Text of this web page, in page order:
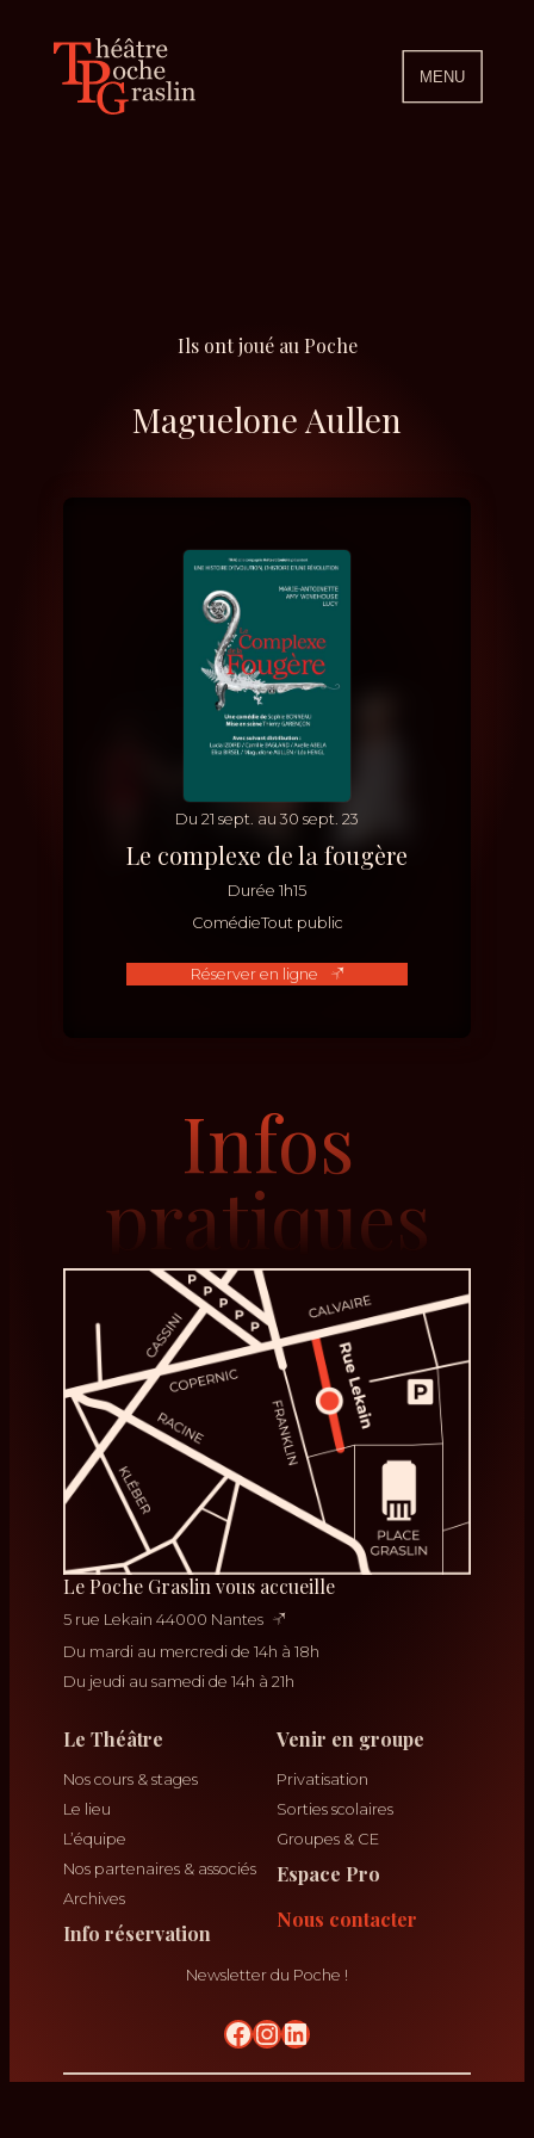
MENU
Ils ont joué au Poche
Maguelone Aullen
Du 21 sept. au 30 sept. 23
Le complexe de la fougère
Durée 1h15
ComédieTout public
Réserver en ligne
Infos
pratiques
Le Poche Graslin vous accueille
5 rue Lekain 44000 Nantes
Du mardi au mercredi de 14h à 18h
Du jeudi au samedi de 14h à 21h
Le Théâtre
Nos cours & stages
Le lieu
L’équipe
Nos partenaires & associés
Archives
Info réservation
Venir en groupe
Privatisation
Sorties scolaires
Groupes & CE
Espace Pro
Nous contacter
Newsletter du Poche !
krikrak